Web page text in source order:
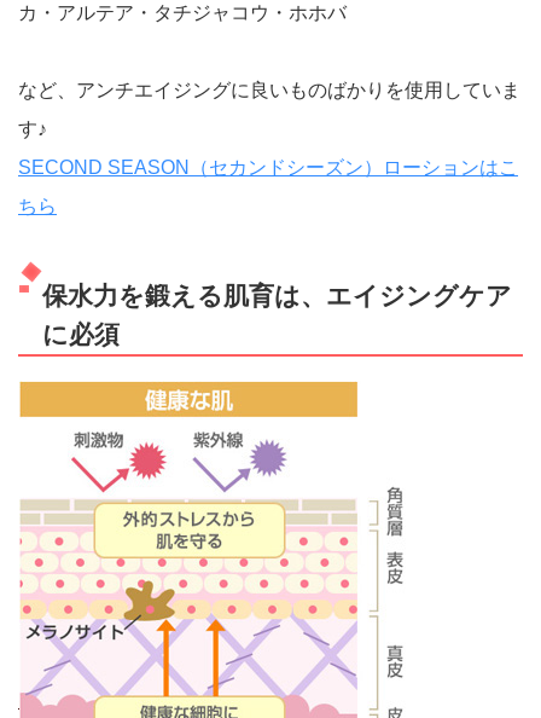
カ・アルテア・タチジャコウ・ホホバ
など、アンチエイジングに良いものばかりを使用していま
す♪
SECOND SEASON（セカンドシーズン）ローションはこ
ちら
保水力を鍛える肌育は、エイジングケア
に必須